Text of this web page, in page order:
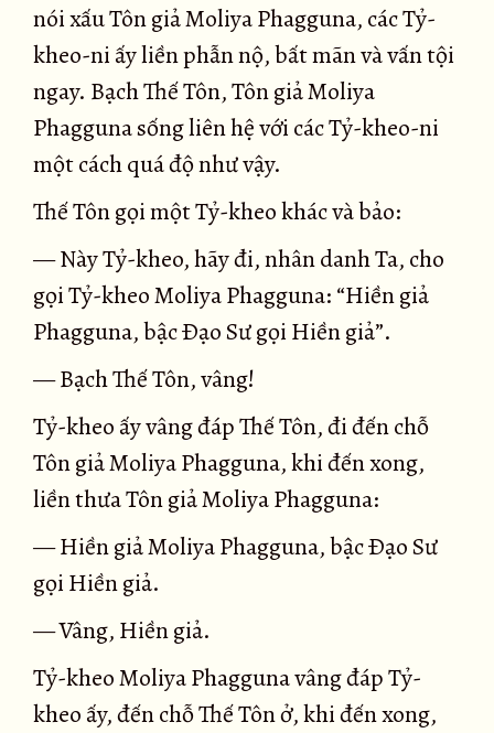
nói xấu Tôn giả Moliya Phagguna, các Tỷ-
kheo-ni ấy liền phẫn nộ, bất mãn và vấn tội
ngay. Bạch Thế Tôn, Tôn giả Moliya
Phagguna sống liên hệ với các Tỷ-kheo-ni
một cách quá độ như vậy.
Thế Tôn gọi một Tỷ-kheo khác và bảo:
— Này Tỷ-kheo, hãy đi, nhân danh Ta, cho
gọi Tỷ-kheo Moliya Phagguna: “Hiền giả
Phagguna, bậc Ðạo Sư gọi Hiền giả”.
— Bạch Thế Tôn, vâng!
Tỷ-kheo ấy vâng đáp Thế Tôn, đi đến chỗ
Tôn giả Moliya Phagguna, khi đến xong,
liền thưa Tôn giả Moliya Phagguna:
— Hiền giả Moliya Phagguna, bậc Ðạo Sư
gọi Hiền giả.
— Vâng, Hiền giả.
Tỷ-kheo Moliya Phagguna vâng đáp Tỷ-
kheo ấy, đến chỗ Thế Tôn ở, khi đến xong,